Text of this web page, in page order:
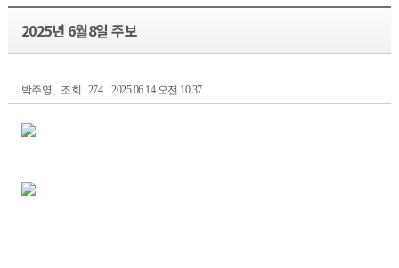
2025년 6월8일 주보
박주영 조회 : 274 2025.06.14 오전 10:37